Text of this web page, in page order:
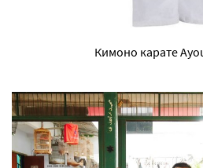
Кимоно карате